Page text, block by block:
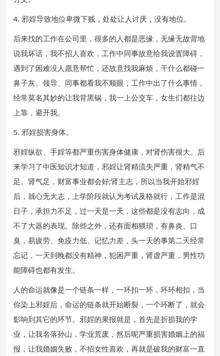
4. 邪婬导致地位卑微下贱，处处让人讨厌，没有地位。
后来找的工作在公司里，很多的人都是恶缘，无缘无故背地
说我坏话，我不招人喜欢，工作中同事故意给我设置障碍，
遇到了困难没人愿意帮忙，还故意找我麻烦，干什么都碰一
鼻子灰。领导、同事都看我不顺眼，工作中出了什么事情，
经常莫名其妙的让我背黑锅，我一上公交车，女生们都往边
上靠，避开我。
5. 邪婬损害身体。
邪婬纵欲、手婬等都严重伤害身体健康，对肾伤害很大。后
来学习了中医知识才知道，邪婬让肾精流失严重，肾精气不
足。肾气足，财富事业都会好;肾主志，所以当我开始邪婬
后，就心无大志，上学阶段就认为考试及格就行，工作是混
日子，承担力不足，过一天是一天，这些都是没有志向，成
不了大器的表现。除些之外，还有面相猥琐，有鼻炎、口
臭，易疲劳、免疫力低、记忆力差，头一天的事第二天经常
忘记，一天到晚都没有精神，犯困严重，肾虚严重，男性功
能障碍也都有发生。
人的命运就像是一个链条一样，一环扣一环，环环相扣，当
你染上邪婬后，命运的链条就开始断裂，一个环断了，就会
影响到其它的环节。邪婬的果报就是，首先是折损我的学
业，让我名落孙山，学业荒废，然后呢严重损害婚姻上的福
报，让我婚姻失败，不招女性喜欢，再就是破我的财富一直